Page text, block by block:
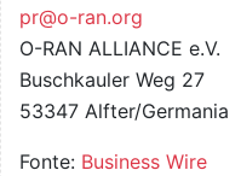
pr@o-ran.org
O-RAN ALLIANCE e.V.
Buschkauler Weg 27
53347 Alfter/Germania
Fonte: Business Wire